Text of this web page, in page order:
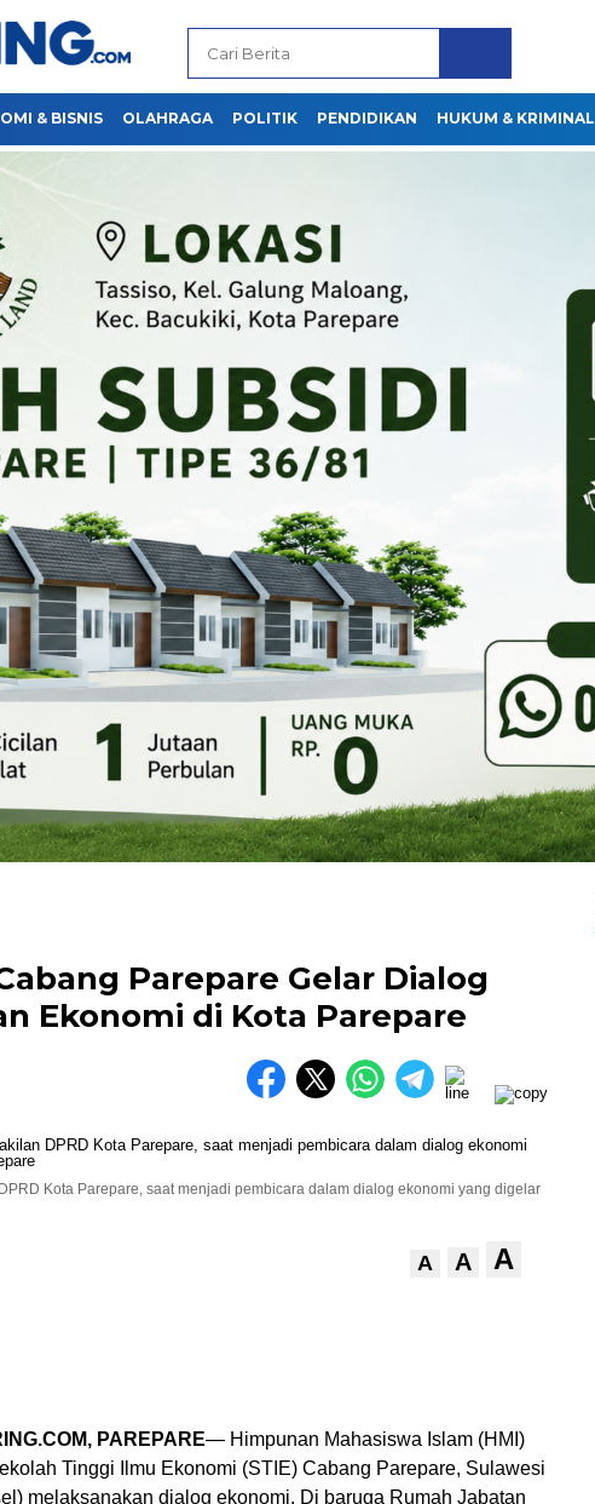
& BISNIS OLAHRAGA POLITIK PENDIDIKAN HUKUM & KRIMINAL
Parepare Gelar Dialog
Ekonomi di Kota Parepare
Kota Parepare, saat menjadi pembicara dalam dialog ekonomi yang digelar
A A A
PAREPARE— Himpunan Mahasiswa Islam (HMI)
Tinggi Ilmu Ekonomi (STIE) Cabang Parepare, Sulawesi
melaksanakan dialog ekonomi. Di baruga Rumah Jabatan